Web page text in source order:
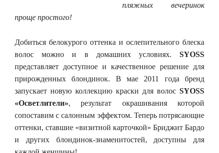
пляжных вечеринок
проще простого!
Добиться белокурого оттенка и ослепительного блеска
волос можно и в домашних условиях. SYOSS
представляет доступное и качественное решение для
прирожденных блондинок. В мае 2011 года бренд
запускает новую коллекцию краски для волос SYOSS
«Осветлители», результат окрашивания которой
сопоставим с салонным эффектом. Теперь потрясающие
оттенки, ставшие «визитной карточкой» Бриджит Бардо
и других блондинок-знаменитостей, доступны для